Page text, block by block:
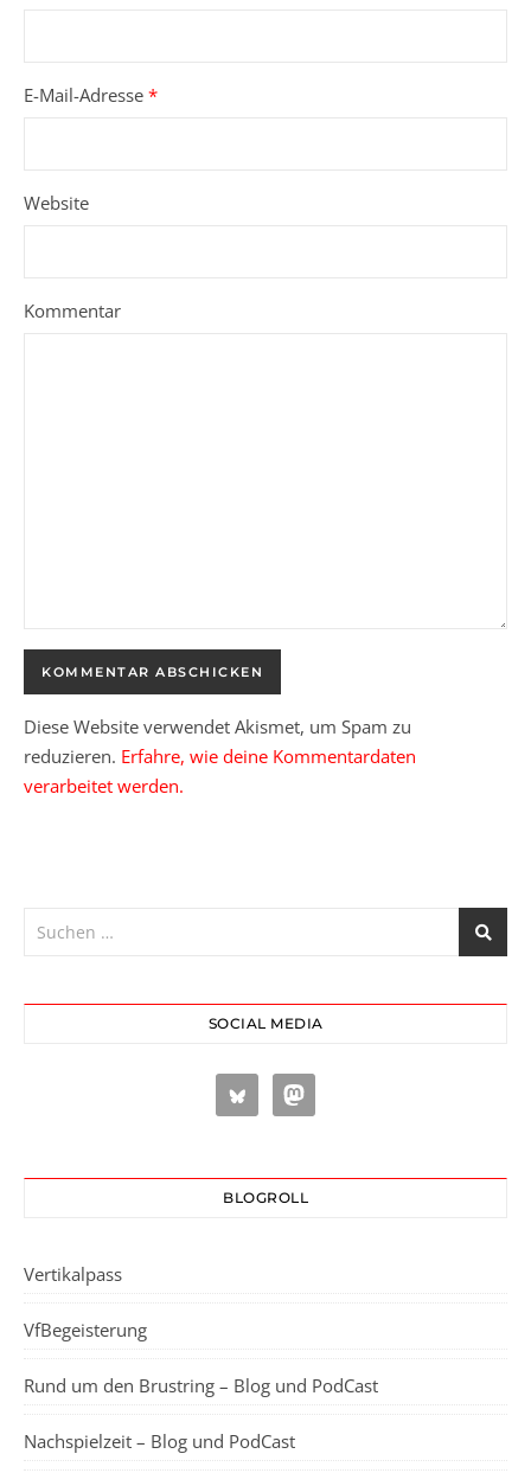
E-Mail-Adresse *
Website
Kommentar
Diese Website verwendet Akismet, um Spam zu
reduzieren. Erfahre, wie deine Kommentardaten
verarbeitet werden.
SOCIAL MEDIA
BLOGROLL
Vertikalpass
VfBegeisterung
Rund um den Brustring – Blog und PodCast
Nachspielzeit – Blog und PodCast